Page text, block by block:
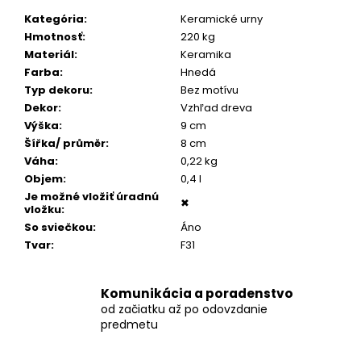
Kategória:
Keramické urny
Hmotnosť:
220 kg
Materiál:
Keramika
Farba:
Hnedá
Typ dekoru:
Bez motívu
Dekor:
Vzhľad dreva
Výška:
9 cm
Šířka/ průměr:
8 cm
Váha:
0,22 kg
Objem:
0,4 l
Je možné vložiť úradnú
vložku:
✖
So sviečkou:
Áno
Tvar: F31
Komunikácia a poradenstvo
od začiatku až po odovzdanie
predmetu
ú
č
a
m
e
POZLÁTENÝ
PRSTEŇ
ZELENÝ
ACHÁT
€160